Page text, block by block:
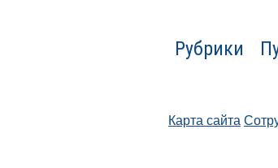
Рубрики
Карта сайта